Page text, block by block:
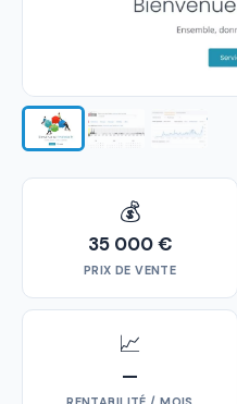
💰
35 000 €
PRIX DE VENTE
📈
—